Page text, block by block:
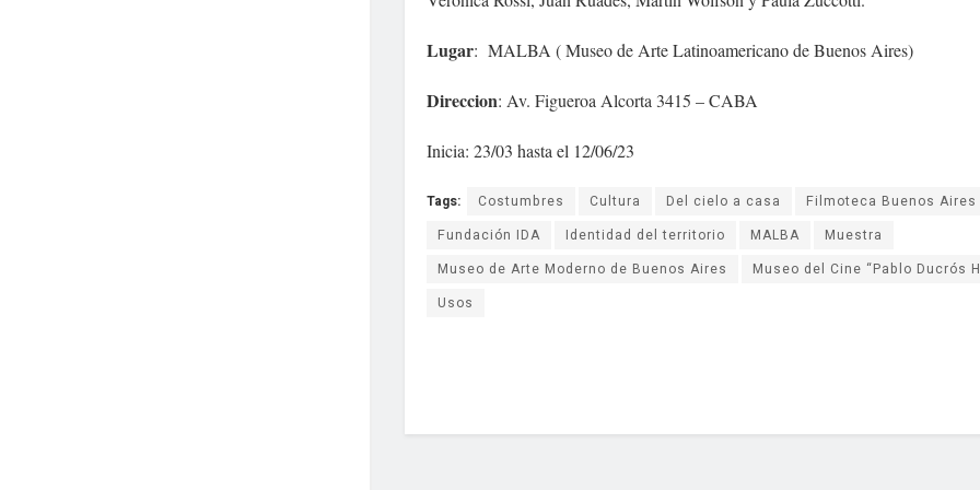
Lugar: MALBA ( Museo de Arte Latinoamericano de Buenos Aires)
Direccion: Av. Figueroa Alcorta 3415 – CABA
Inicia: 23/03 hasta el 12/06/23
Tags: Costumbres Cultura Del cielo a casa
Filmoteca Buenos Aires
Fundación IDA
Identidad del territorio MALBA
Muestra
Museo de Arte Moderno de Buenos Aires
Museo del Cine “Pablo Ducrós
Usos